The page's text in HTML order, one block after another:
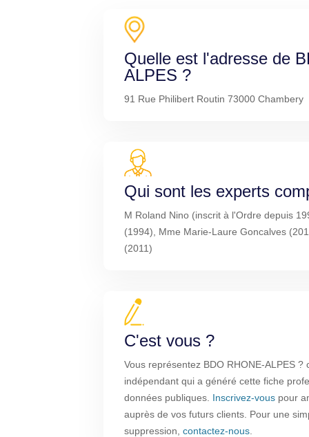
Quelle est l'adresse de
ALPES ?
91 Rue Philibert Routin 73000 Chambery
Qui sont les experts
M Roland Nino (inscrit à l'Ordre depuis
(1994), Mme Marie-Laure Goncalves
(2011)
C'est vous ?
Vous représentez BDO RHONE-ALPES ?
indépendant qui a généré cette fiche
données publiques. Inscrivez-vous pour
auprès de vos futurs clients. Pour une
suppression, contactez-nous